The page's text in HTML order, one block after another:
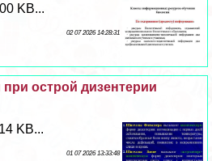
KB...
02 07 2026 14:28:31
острой дизентерии
KB...
01 07 2026 13:33:48